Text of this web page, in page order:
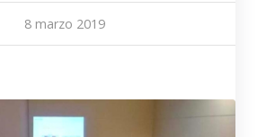
8 marzo 2019